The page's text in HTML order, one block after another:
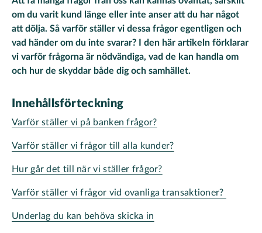
om du varit kund länge eller inte anser att du har något
att dölja. Så varför ställer vi dessa frågor egentligen och
vad händer om du inte svarar? I den här artikeln förklarar
vi varför frågorna är nödvändiga, vad de kan handla om
och hur de skyddar både dig och samhället.
Innehållsförteckning
Varför ställer vi på banken frågor?
Varför ställer vi frågor till alla kunder?
Hur går det till när vi ställer frågor?
Varför ställer vi frågor vid ovanliga transaktioner?
Underlag du kan behöva skicka in